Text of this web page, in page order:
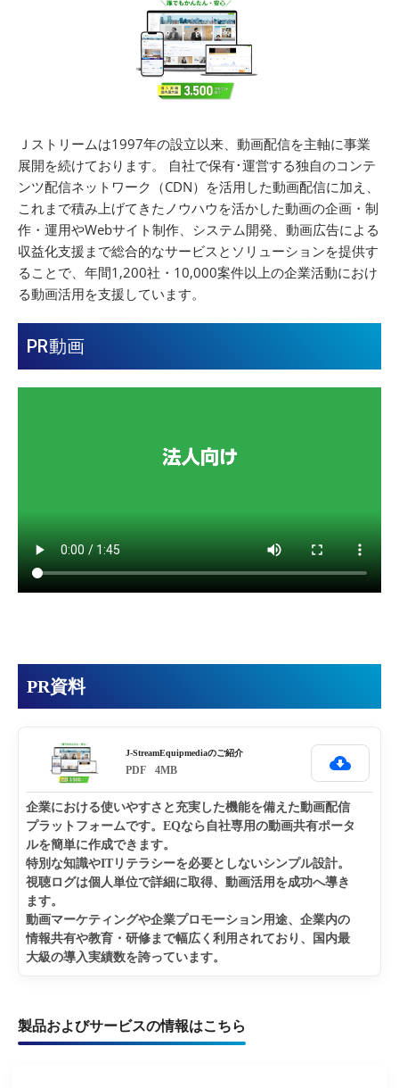
Ｊストリームは1997年の設立以来、動画配信を主軸に事業
展開を続けております。 自社で保有･運営する独自のコンテ
ンツ配信ネットワーク（CDN）を活用した動画配信に加え、
これまで積み上げてきたノウハウを活かした動画の企画・制
作・運用やWebサイト制作、システム開発、動画広告による
収益化支援まで総合的なサービスとソリューションを提供す
ることで、年間1,200社・10,000案件以上の企業活動におけ
る動画活用を支援しています。
PR動画
PR資料
J-StreamEquipmediaのご紹介
PDF 4MB
企業における使いやすさと充実した機能を備えた動画配信
プラットフォームです。EQなら自社専用の動画共有ポータ
ルを簡単に作成できます。
特別な知識やITリテラシーを必要としないシンプル設計。
視聴ログは個人単位で詳細に取得、動画活用を成功へ導き
ます。
動画マーケティングや企業プロモーション用途、企業内の
情報共有や教育・研修まで幅広く利用されており、国内最
大級の導入実績数を誇っています。
製品およびサービスの情報はこちら